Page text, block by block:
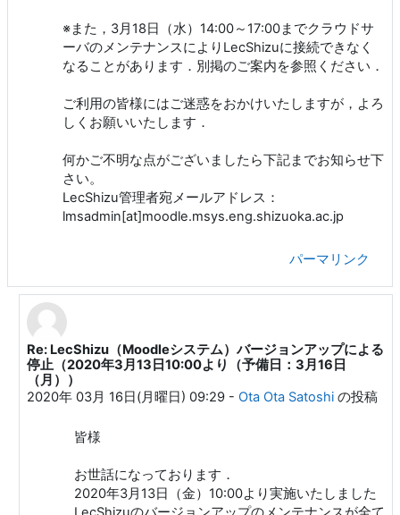
※また，3月18日（水）14:00～17:00までクラウドサ
ーバのメンテナンスによりLecShizuに接続できなく
なることがあります．別掲のご案内を参照ください．
ご利用の皆様にはご迷惑をおかけいたしますが，よろ
しくお願いいたします．
何かご不明な点がございましたら下記までお知らせ下
さい。
LecShizu管理者宛メールアドレス：
lmsadmin[at]moodle.msys.eng.shizuoka.ac.jp
パーマリンク
Ota Ota Satoshi への返信
Re: LecShizu（Moodleシステム）バージョンアップによる
停止（2020年3月13日10:00より（予備日：3月16日
（月））
2020年 03月 16日(月曜日) 09:29- Ota Ota Satoshiの投稿
皆様
お世話になっております．
2020年3月13日（金）10:00より実施いたしました